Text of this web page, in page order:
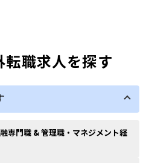
職求人を探す
専門職 & 管理職・マネジメント経